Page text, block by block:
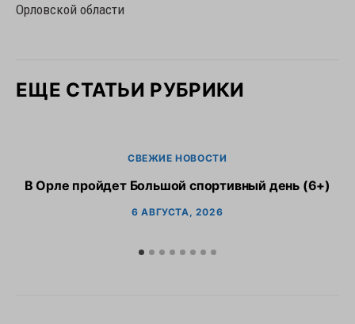
Орловской области
ЕЩЕ СТАТЬИ РУБРИКИ
СВЕЖИЕ НОВОСТИ
В Орле пройдет Большой спортивный день (6+)
6 АВГУСТА, 2026